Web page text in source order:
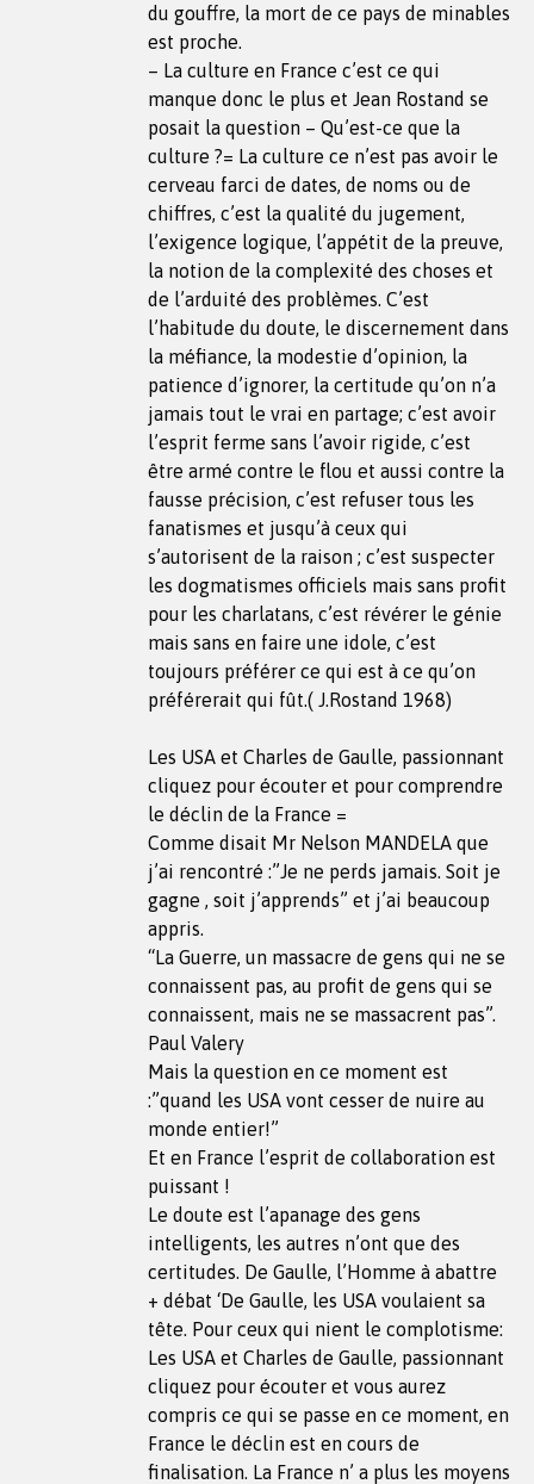
du gouffre, la mort de ce pays de minables
est proche.
– La culture en France c’est ce qui
manque donc le plus et Jean Rostand se
posait la question – Qu’est-ce que la
culture ?= La culture ce n’est pas avoir le
cerveau farci de dates, de noms ou de
chiffres, c’est la qualité du jugement,
l’exigence logique, l’appétit de la preuve,
la notion de la complexité des choses et
de l’arduité des problèmes. C’est
l’habitude du doute, le discernement dans
la méfiance, la modestie d’opinion, la
patience d’ignorer, la certitude qu’on n’a
jamais tout le vrai en partage; c’est avoir
l’esprit ferme sans l’avoir rigide, c’est
être armé contre le flou et aussi contre la
fausse précision, c’est refuser tous les
fanatismes et jusqu’à ceux qui
s’autorisent de la raison ; c’est suspecter
les dogmatismes officiels mais sans profit
pour les charlatans, c’est révérer le génie
mais sans en faire une idole, c’est
toujours préférer ce qui est à ce qu’on
préférerait qui fût.( J.Rostand 1968)
Les USA et Charles de Gaulle, passionnant
cliquez pour écouter et pour comprendre
le déclin de la France =
Comme disait Mr Nelson MANDELA que
j’ai rencontré :”Je ne perds jamais. Soit je
gagne , soit j’apprends” et j’ai beaucoup
appris.
“La Guerre, un massacre de gens qui ne se
connaissent pas, au profit de gens qui se
connaissent, mais ne se massacrent pas”.
Paul Valery
Mais la question en ce moment est
:”quand les USA vont cesser de nuire au
monde entier!”
Et en France l’esprit de collaboration est
puissant !
Le doute est l’apanage des gens
intelligents, les autres n’ont que des
certitudes. De Gaulle, l’Homme à abattre
+ débat ‘De Gaulle, les USA voulaient sa
tête. Pour ceux qui nient le complotisme:
Les USA et Charles de Gaulle, passionnant
cliquez pour écouter et vous aurez
compris ce qui se passe en ce moment, en
France le déclin est en cours de
finalisation. La France n’ a plus les moyens